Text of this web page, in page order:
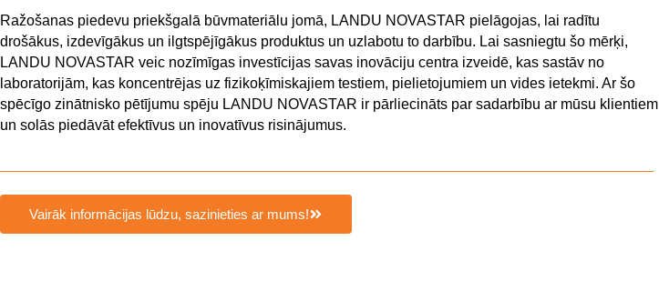
Ražošanas piedevu priekšgalā būvmateriālu jomā, LANDU NOVASTAR pielāgojas, lai radītu
drošākus, izdevīgākus un ilgtspējīgākus produktus un uzlabotu to darbību. Lai sasniegtu šo mērķi,
LANDU NOVASTAR veic nozīmīgas investīcijas savas inovāciju centra izveidē, kas sastāv no
laboratorijām, kas koncentrējas uz fizikoķīmiskajiem testiem, pielietojumiem un vides ietekmi. Ar šo
spēcīgo zinātnisko pētījumu spēju LANDU NOVASTAR ir pārliecināts par sadarbību ar mūsu klientiem
un solās piedāvāt efektīvus un inovatīvus risinājumus.
Vairāk informācijas lūdzu, sazinieties ar mums!